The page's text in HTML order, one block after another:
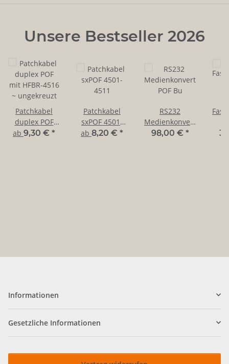
Unsere Bestseller 2026
Patchkabel
duplex POF
mit HFBR-4516
ab 9,30 € *
Patchkabel
sxPOF 4501-
4511
ab 8,20 € *
RS232
Medienkonverter
POF Bu
98,00 € *
Informationen
Gesetzliche Informationen